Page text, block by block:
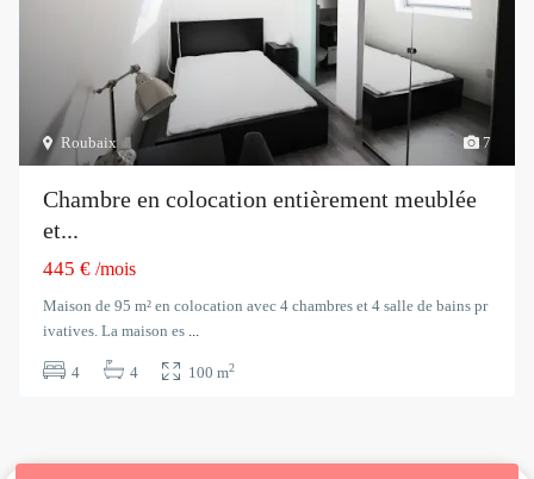
7
Roubaix
Chambre en colocation entièrement meublée
et...
445 €/mois
Maison de 95 m² en colocation avec 4 chambres et 4 salle de bains pr
ivatives. La maison es
4 4 100 m2